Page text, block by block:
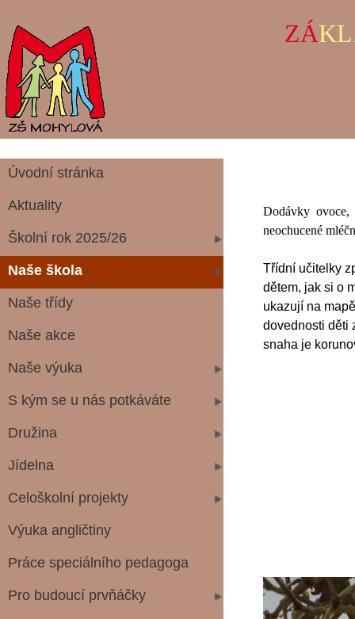
ZÁKL
Úvodní stránka
Aktuality
Školní rok 2025/26
Naše škola
Naše třídy
Naše akce
Naše výuka
S kým se u nás potkáváte
Družina
Jídelna
Celoškolní projekty
Výuka angličtiny
Práce speciálního pedagoga
Pro budoucí prvňáčky
Dodávky
neochucené
Třídní učitelky
dětem, jak si o
ukazují na
dovednosti děti
snaha je